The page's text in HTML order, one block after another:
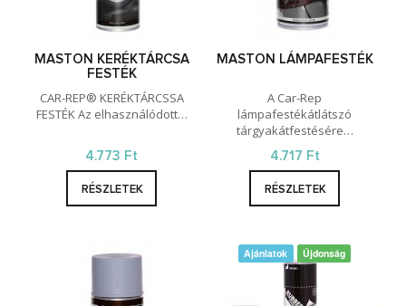
MASTON KERÉKTÁRCSA
FESTÉK
CAR-REP® KERÉKTÁRCSSA
FESTÉK Az elhasználódott…
4.773 Ft
RÉSZLETEK
MASTON LÁMPAFESTÉK
A Car-Rep
lámpafestékátlátszó
tárgyakátfestésére…
4.717 Ft
RÉSZLETEK
Ajánlatok Újdonság